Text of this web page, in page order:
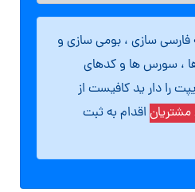
فارسی سازی ، بومی سازی و
، سورس ها و کدهای
را دار ید کافیست از
مشتریان اقدام به ثبت